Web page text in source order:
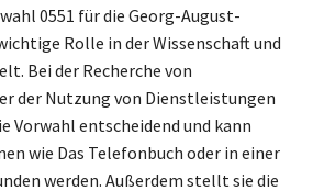
0551 für die Georg-August-
Rolle in der Wissenschaft und
Bei der Recherche von
der Nutzung von Dienstleistungen
Vorwahl entscheidend und kann
wie Das Telefonbuch oder in einer
werden. Außerdem stellt sie die